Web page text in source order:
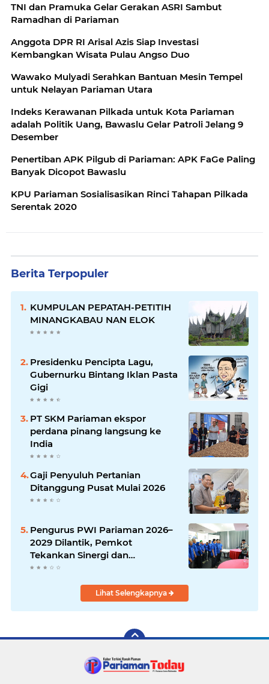
TNI dan Pramuka Gelar Gerakan ASRI Sambut
Ramadhan di Pariaman
Anggota DPR RI Arisal Azis Siap Investasi
Kembangkan Wisata Pulau Angso Duo
Wawako Mulyadi Serahkan Bantuan Mesin Tempel
untuk Nelayan Pariaman Utara
Indeks Kerawanan Pilkada untuk Kota Pariaman
adalah Politik Uang, Bawaslu Gelar Patroli Jelang 9
Desember
Penertiban APK Pilgub di Pariaman: APK FaGe Paling
Banyak Dicopot Bawaslu
KPU Pariaman Sosialisasikan Rinci Tahapan Pilkada
Serentak 2020
Berita Terpopuler
KUMPULAN PEPATAH-PETITIH
MINANGKABAU NAN ELOK
Presidenku Pencipta Lagu,
Gubernurku Bintang Iklan Pasta
Gigi
PT SKM Pariaman ekspor
perdana pinang langsung ke
India
Gaji Penyuluh Pertanian
Ditanggung Pusat Mulai 2026
Pengurus PWI Pariaman 2026–
2029 Dilantik, Pemkot
Tekankan Sinergi dan
Profesionalisme Pers
Lihat Selengkapnya